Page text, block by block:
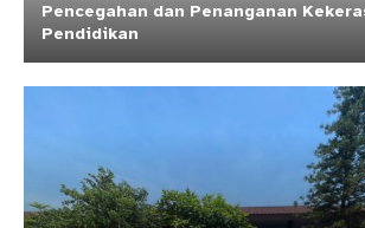
Pencegahan dan Penanganan
Pendidikan